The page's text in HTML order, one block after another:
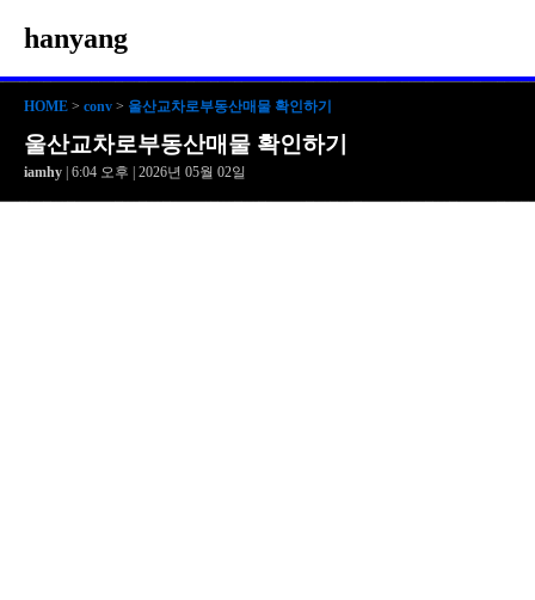
hanyang
HOME > conv > 울산교차로부동산매물 확인하기
울산교차로부동산매물 확인하기
iamhy | 6:04 오후 | 2026년 05월 02일